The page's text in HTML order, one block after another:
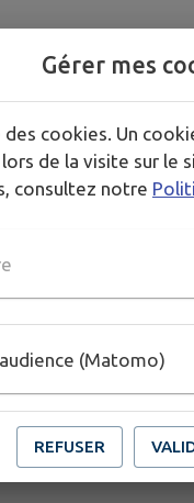
Gérer mes
des cookies. Un
de la visite sur le
consultez notre
(Matomo)
REFUSER